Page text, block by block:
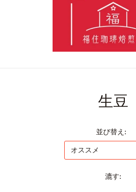
生豆
漉す:
並び替え: